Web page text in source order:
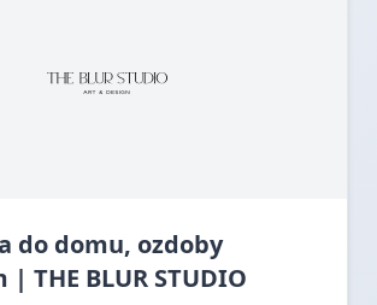
do domu, ozdoby
THE BLUR STUDIO